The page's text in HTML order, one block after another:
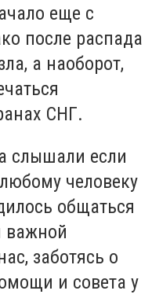
еще с
после распада
а наоборот,
СНГ.
слышали если
человеку
общаться
важной
заботясь о
и совета у